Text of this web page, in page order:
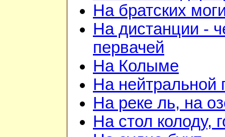
На братских
На дистанции -
первачей
На Колыме
На нейтральной
На реке ль, на
На стол колоду,